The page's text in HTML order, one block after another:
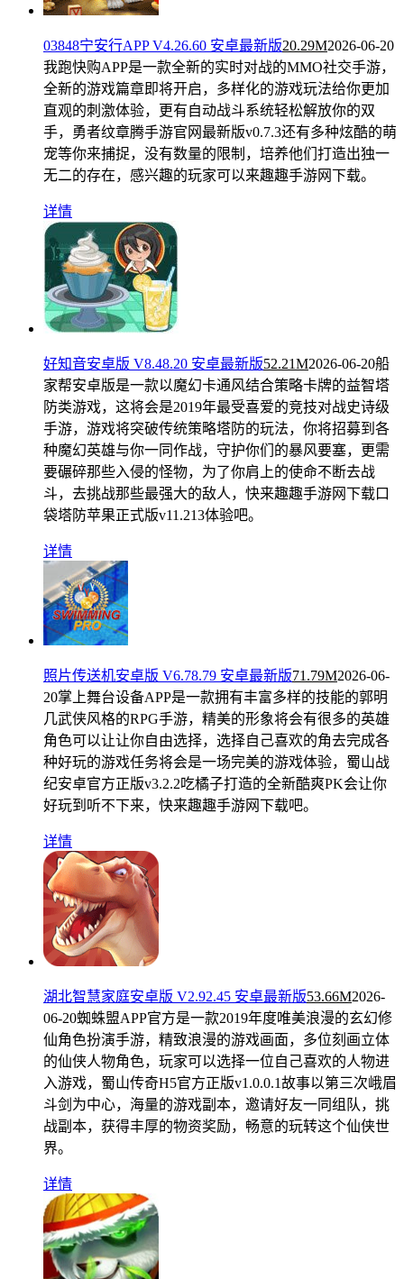
03848宁安行APP V4.26.60 安卓最新版20.29M2026-06-20
我跑快购APP是一款全新的实时对战的MMO社交手游，
全新的游戏篇章即将开启，多样化的游戏玩法给你更加
直观的刺激体验，更有自动战斗系统轻松解放你的双
手，勇者纹章腾手游官网最新版v0.7.3还有多种炫酷的萌
宠等你来捕捉，没有数量的限制，培养他们打造出独一
无二的存在，感兴趣的玩家可以来趣趣手游网下载。
详情
好知音安卓版 V8.48.20 安卓最新版52.21M2026-06-20船
家帮安卓版是一款以魔幻卡通风结合策略卡牌的益智塔
防类游戏，这将会是2019年最受喜爱的竞技对战史诗级
手游，游戏将突破传统策略塔防的玩法，你将招募到各
种魔幻英雄与你一同作战，守护你们的暴风要塞，更需
要碾碎那些入侵的怪物，为了你肩上的使命不断去战
斗，去挑战那些最强大的敌人，快来趣趣手游网下载口
袋塔防苹果正式版v11.213体验吧。
详情
照片传送机安卓版 V6.78.79 安卓最新版71.79M2026-06-
20掌上舞台设备APP是一款拥有丰富多样的技能的郭明
几武侠风格的RPG手游，精美的形象将会有很多的英雄
角色可以让让你自由选择，选择自己喜欢的角去完成各
种好玩的游戏任务将会是一场完美的游戏体验，蜀山战
纪安卓官方正版v3.2.2吃橘子打造的全新酷爽PK会让你
好玩到听不下来，快来趣趣手游网下载吧。
详情
湖北智慧家庭安卓版 V2.92.45 安卓最新版53.66M2026-
06-20蜘蛛盟APP官方是一款2019年度唯美浪漫的玄幻修
仙角色扮演手游，精致浪漫的游戏画面，多位刻画立体
的仙侠人物角色，玩家可以选择一位自己喜欢的人物进
入游戏，蜀山传奇H5官方正版v1.0.0.1故事以第三次峨眉
斗剑为中心，海量的游戏副本，邀请好友一同组队，挑
战副本，获得丰厚的物资奖励，畅意的玩转这个仙侠世
界。
详情